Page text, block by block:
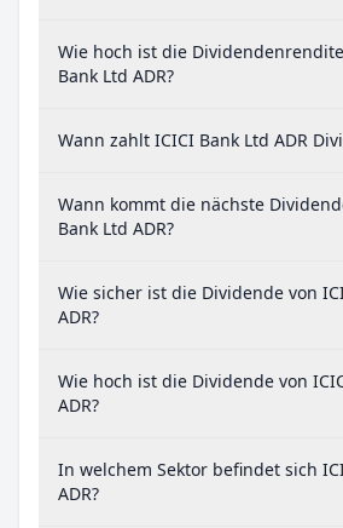
Wie hoch ist die
Bank Ltd ADR?
Wann zahlt ICICI Bank Ltd ADR
Wann kommt die nächste
Bank Ltd ADR?
Wie sicher ist die Dividende von
ADR?
Wie hoch ist die Dividende von
ADR?
In welchem Sektor befindet sich
ADR?